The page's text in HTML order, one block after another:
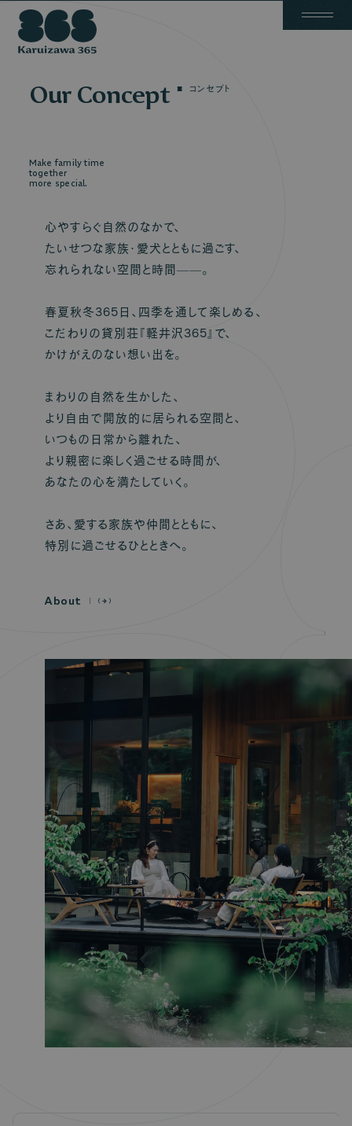
A ou tact
with your beloved dog.
with your beloved dog.
愛犬を連れて、特別を過ごす。
愛犬を連れて、特別を過ごす。
井
沢
Our Concept コンセプト
Make family time
together
more special.
心やすらぐ自然のなかで、
たいせつな家族・愛犬とともに過ごす、
忘れられない空間と時間——。
春夏秋冬365日、四季を通して楽しめる、
こだわりの貸別荘『軽井沢365』で、
かけがえのない想い出を。
まわりの自然を生かした、
より自由で開放的に居られる空間と、
いつもの日常から離れた、
より親密に楽しく過ごせる時間が、
あなたの心を満たしていく。
さあ、愛する家族や仲間とともに、
特別に過ごせるひとときへ。
About